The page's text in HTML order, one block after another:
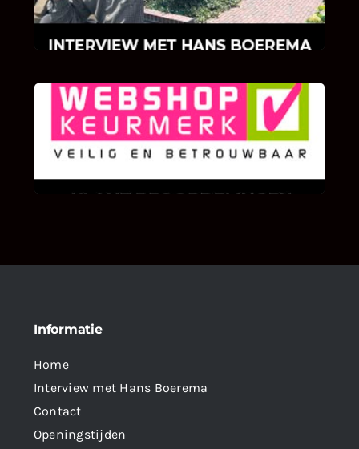
klinkers en tegels!
KLANT BEOORDELINGEN
We zijn er zeer op gesteld om te weten wat u
als klant van ons en onze diensten vindt.
Informatie
Home
Interview met Hans Boerema
Contact
Openingstijden